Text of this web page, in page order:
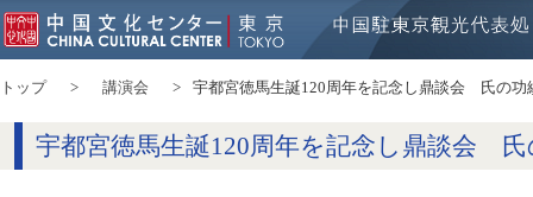
トップ 講演会 宇都宮徳馬生誕120周年を記念し鼎談会 氏の功
宇都宮徳馬生誕120周年を記念し鼎談会 氏